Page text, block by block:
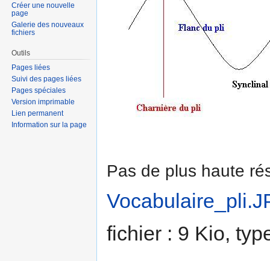
Pas de plus haute
fichier : 9 Kio,
Créer une nouvelle
page
Galerie des nouveaux
fichiers
Outils
Pages liées
Suivi des pages liées
Pages spéciales
Version imprimable
Lien permanent
Information sur la page